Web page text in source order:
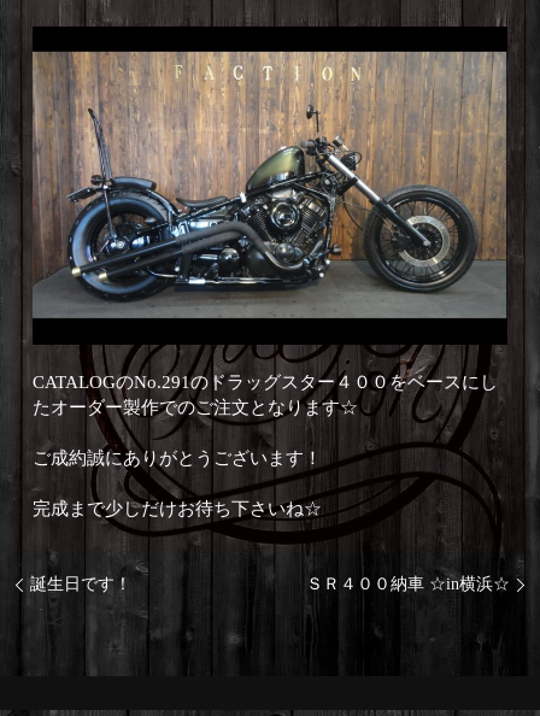
CATALOGのNo.291のドラッグスター４００をベースにし
たオーダー製作でのご注文となります☆
ご成約誠にありがとうございます！
完成まで少しだけお待ち下さいね☆
誕生日です！ ＳＲ４００納車 ☆in横浜☆